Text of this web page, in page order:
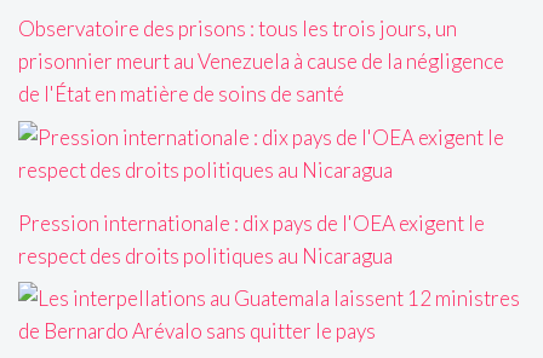
Observatoire des prisons : tous les trois jours, un
prisonnier meurt au Venezuela à cause de la négligence
de l'État en matière de soins de santé
Pression internationale : dix pays de l'OEA exigent le
respect des droits politiques au Nicaragua